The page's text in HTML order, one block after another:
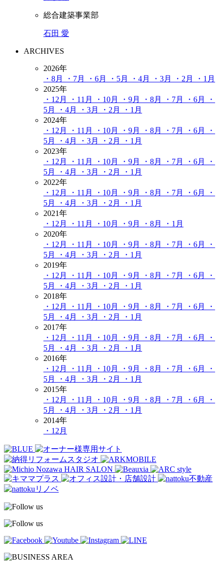
総合建築事業部
石田 愛
ARCHIVES
2026年
・8月
・7月 ・6月 ・5月 ・4月 ・3月 ・2月
・1月
2025年
・12月
・11月 ・10月 ・9月 ・8月 ・7月 ・6月
・
5月
・4月 ・3月 ・2月
・1月
2024年
・12月
・11月 ・10月 ・9月 ・8月 ・7月 ・6月
・
5月
・4月 ・3月 ・2月
・1月
2023年
・12月
・11月 ・10月 ・9月 ・8月 ・7月 ・6月
・
5月
・4月 ・3月 ・2月
・1月
2022年
・12月
・11月 ・10月 ・9月 ・8月 ・7月 ・6月
・
5月
・4月 ・3月 ・2月
・1月
2021年
・12月
・11月 ・10月 ・9月 ・8月
・1月
2020年
・12月
・11月 ・10月 ・9月 ・8月 ・7月 ・6月
・
5月
・4月 ・3月 ・2月
・1月
2019年
・12月
・11月 ・10月 ・9月 ・8月 ・7月 ・6月
・
5月
・4月 ・3月 ・2月
・1月
2018年
・12月
・11月 ・10月 ・9月 ・8月 ・7月 ・6月
・
5月
・4月 ・3月 ・2月
・1月
2017年
・12月
・11月 ・10月 ・9月 ・8月 ・7月 ・6月
・
5月
・4月 ・3月 ・2月
・1月
2016年
・12月
・11月 ・10月 ・9月 ・8月 ・7月 ・6月
・
5月
・4月 ・3月 ・2月
・1月
2015年
・12月
・11月 ・10月 ・9月 ・8月 ・7月 ・6月
・
5月
・4月 ・3月 ・2月
・1月
2014年
・12月